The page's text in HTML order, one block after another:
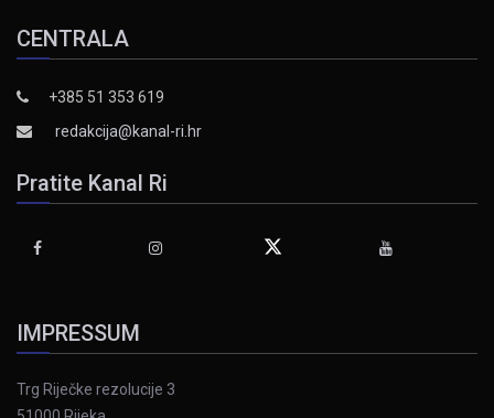
CENTRALA
+385 51 353 619
redakcija@kanal-ri.hr
Pratite Kanal Ri
IMPRESSUM
Trg Riječke rezolucije 3